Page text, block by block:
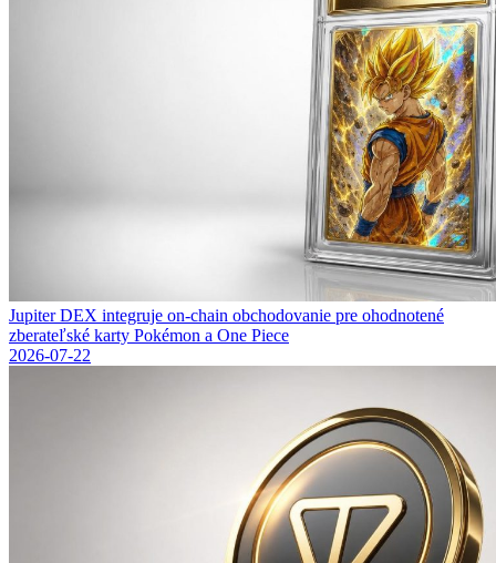
Jupiter DEX integruje on-chain obchodovanie pre ohodnotené
zberateľské karty Pokémon a One Piece
2026-07-22